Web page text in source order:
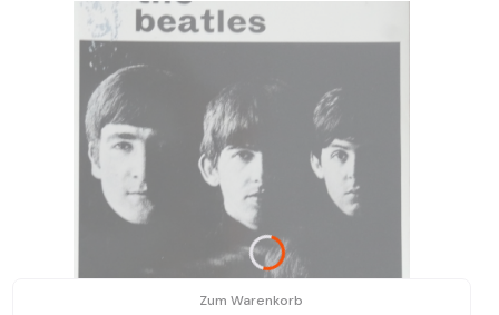
Zum Warenkorb